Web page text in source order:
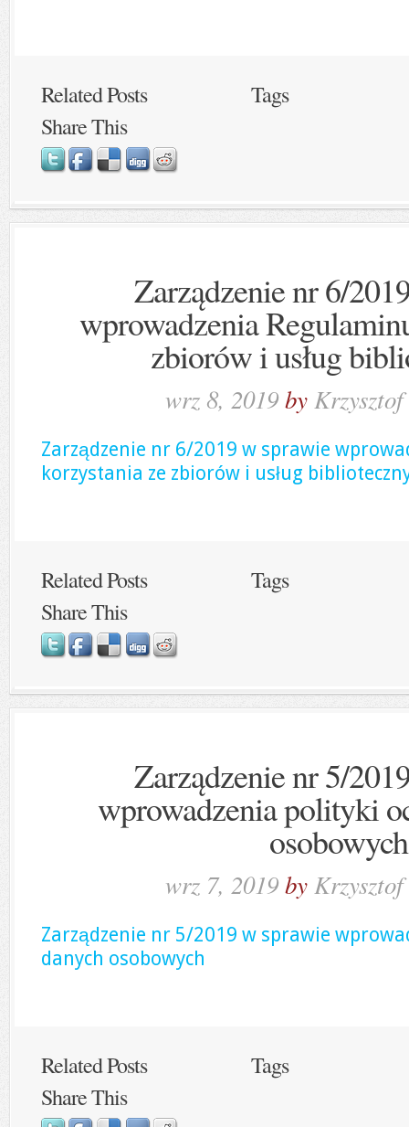
Related Posts
Tags
Share This
Zarządzenie nr 6/
wprowadzenia
zbiorów i usług
wrz 8, 2019by
Zarządzenie nr 6/2019 w sprawie
korzystania ze zbiorów i usług
Related Posts
Tags
Share This
Zarządzenie nr 5/
wprowadzenia polityki
osobowych
wrz 7, 2019by
Zarządzenie nr 5/2019 w sprawie
danych osobowych
Related Posts
Tags
Share This